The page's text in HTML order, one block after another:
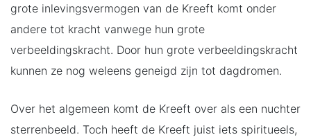
grote inlevingsvermogen van de Kreeft komt onder
andere tot kracht vanwege hun grote
verbeeldingskracht. Door hun grote verbeeldingskracht
kunnen ze nog weleens geneigd zijn tot dagdromen.
Over het algemeen komt de Kreeft over als een nuchter
sterrenbeeld. Toch heeft de Kreeft juist iets spiritueels,